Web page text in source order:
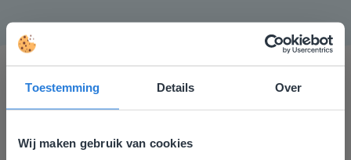
Toestemming Details Over
Wij maken gebruik van cookies